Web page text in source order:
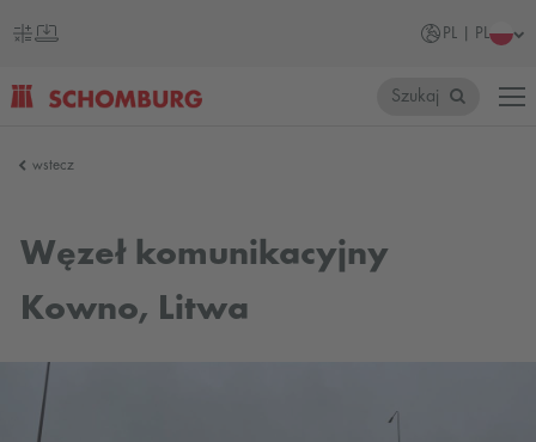
PL | PL
Szukaj
wstecz
Węzeł komunikacyjny
Kowno, Litwa